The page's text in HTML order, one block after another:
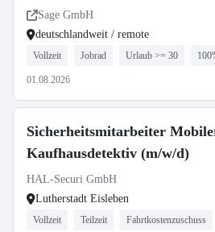
Sage GmbH
deutschlandweit / remote
Vollzeit Jobrad Urlaub >= 30
01.08.2026
Sicherheitsmitarbeiter
Kaufhausdetektiv (m/w/d)
HAL-Securi GmbH
Lutherstadt Eisleben
Vollzeit Teilzeit Fahrtkostenzuschuss